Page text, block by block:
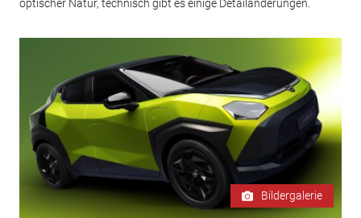
optischer Natur, technisch gibt es einige Detailänderungen.
Bildergalerie